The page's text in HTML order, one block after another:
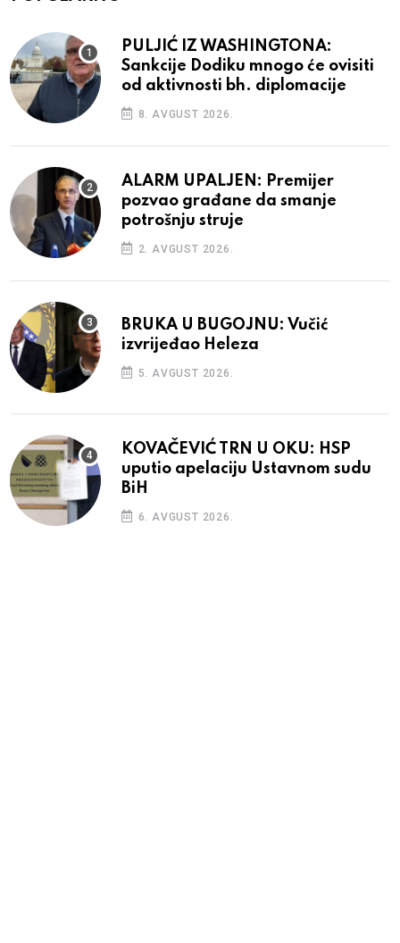
PULJIĆ IZ WASHINGTONA:
Sankcije Dodiku mnogo će ovisiti
od aktivnosti bh. diplomacije
8. AVGUST 2026.
ALARM UPALJEN: Premijer
pozvao građane da smanje
potrošnju struje
2. AVGUST 2026.
BRUKA U BUGOJNU: Vučić
izvrijeđao Heleza
5. AVGUST 2026.
KOVAČEVIĆ TRN U OKU: HSP
uputio apelaciju Ustavnom sudu
BiH
6. AVGUST 2026.